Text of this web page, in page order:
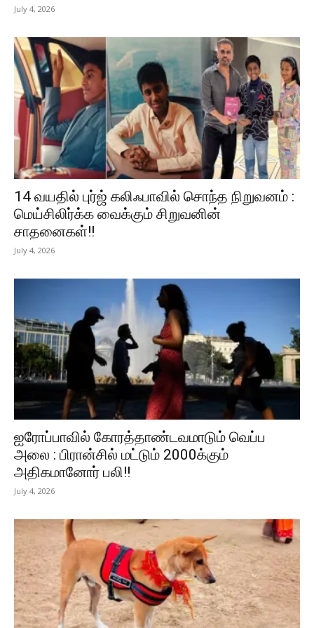
July 4, 2026
14 வயதில் புர்ஜ் கலிஃபாவில் சொந்த நிறுவனம் :
மெய்சிலிர்க்க வைக்கும் சிறுவனின்
சாதனைகள்!!
July 4, 2026
ஐரோப்பாவில் கோரத்தாண்டவமாடும் வெப்ப
அலை : பிரான்சில் மட்டும் 2000க்கும்
அதிகமானோர் பலி!!
July 4, 2026